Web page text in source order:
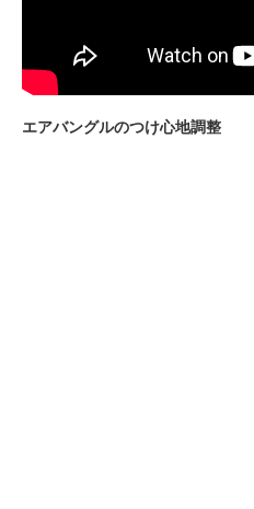
エアバングルのつけ心地調整